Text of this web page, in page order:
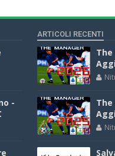
-
ARTICOLI RECENTI
The
The